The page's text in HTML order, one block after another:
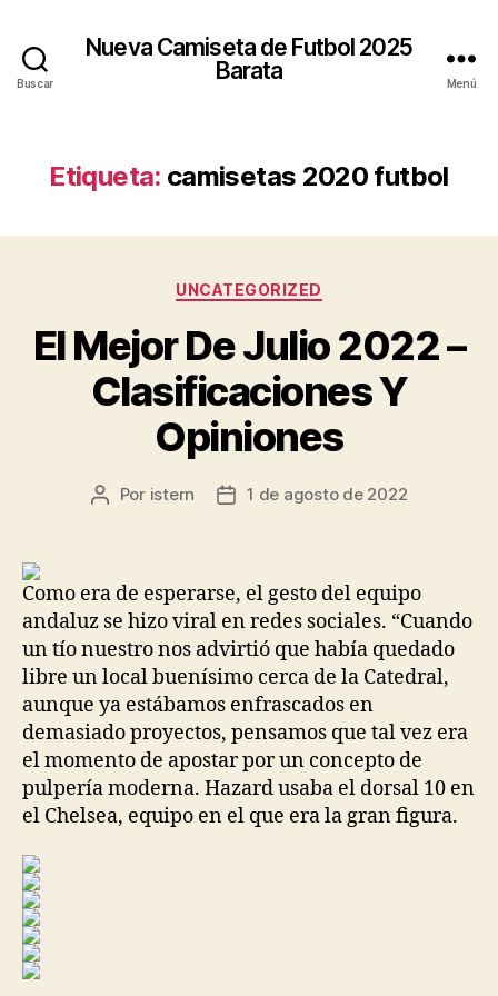
Buscar
Nueva Camiseta de Futbol 2025
Barata
Menú
Etiqueta: camisetas 2020 futbol
Categorías
UNCATEGORIZED
El Mejor De Julio 2022 –
Clasificaciones Y
Opiniones
Autor
Por istern
Fecha1 de agosto de 2022
Como era de esperarse, el gesto del equipo
andaluz se hizo viral en redes sociales. “Cuando
un tío nuestro nos advirtió que había quedado
libre un local buenísimo cerca de la Catedral,
aunque ya estábamos enfrascados en
demasiado proyectos, pensamos que tal vez era
el momento de apostar por un concepto de
pulpería moderna. Hazard usaba el dorsal 10 en
el Chelsea, equipo en el que era la gran figura.